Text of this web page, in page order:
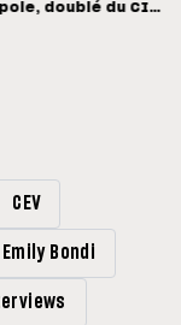
doublé du CIP
CEV
Emily Bondi